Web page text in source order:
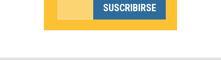
*Esto no es una dirección de correo
SUSCRIBIRSE